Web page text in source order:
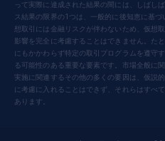
って実際に達成された結果の間には、しばし
ス結果の限界の1つは、一般的に後知恵に基
想取引には金融リスクが伴わないため、仮想
影響を完全に考慮することはできません。た
にもかかわらず特定の取引プログラムを遵守
る可能性のある重要な要素です。市場全般に
実施に関連するその他の多くの要因は、仮説
に考慮に入れることはできず、それらはすべ
あります。